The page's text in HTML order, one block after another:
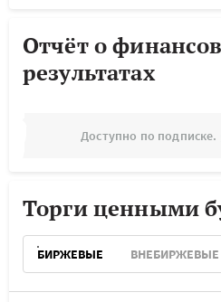
Отчёт о
результатах
Доступно по подписке.
Торги ценными
БИРЖЕВЫЕ ВНЕБИРЖЕВЫЕ